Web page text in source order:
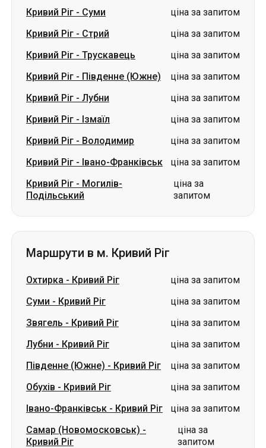
Кривий Ріг - Суми
ціна за запитом
Кривий Ріг - Стрий
ціна за запитом
Кривий Ріг - Трускавець
ціна за запитом
Кривий Ріг - Південне (Южне)
ціна за запитом
Кривий Ріг - Лубни
ціна за запитом
Кривий Ріг - Ізмаїл
ціна за запитом
Кривий Ріг - Володимир
ціна за запитом
Кривий Ріг - Івано-Франківськ
ціна за запитом
Кривий Ріг - Могилів-
Подільський
ціна за
запитом
Маршрути в м. Кривий Ріг
Охтирка - Кривий Ріг
ціна за запитом
Суми - Кривий Ріг
ціна за запитом
Звягель - Кривий Ріг
ціна за запитом
Лубни - Кривий Ріг
ціна за запитом
Південне (Южне) - Кривий Ріг
ціна за запитом
Обухів - Кривий Ріг
ціна за запитом
Івано-Франківськ - Кривий Ріг
ціна за запитом
Самар (Новомосковськ) -
Кривий Ріг
ціна за
запитом